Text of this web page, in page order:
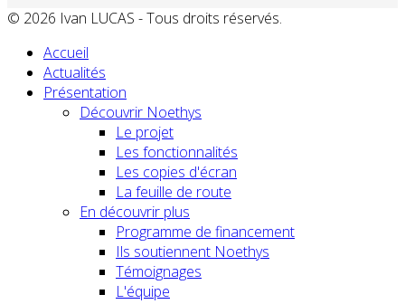
© 2026 Ivan LUCAS - Tous droits réservés.
Accueil
Actualités
Présentation
Découvrir Noethys
Le projet
Les fonctionnalités
Les copies d'écran
La feuille de route
En découvrir plus
Programme de financement
Ils soutiennent Noethys
Témoignages
L'équipe